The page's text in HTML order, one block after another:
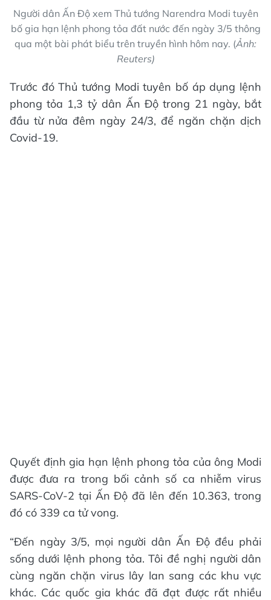
Người dân Ấn Độ xem Thủ tướng Narendra Modi tuyên
bố gia hạn lệnh phong tỏa đất nước đến ngày 3/5 thông
qua một bài phát biểu trên truyền hình hôm nay. (Ảnh:
Reuters)
Trước đó Thủ tướng Modi tuyên bố áp dụng lệnh
phong tỏa 1,3 tỷ dân Ấn Độ trong 21 ngày, bắt
đầu từ nửa đêm ngày 24/3, để ngăn chặn dịch
Covid-19.
Quyết định gia hạn lệnh phong tỏa của ông Modi
được đưa ra trong bối cảnh số ca nhiễm virus
SARS-CoV-2 tại Ấn Độ đã lên đến 10.363, trong
đó có 339 ca tử vong.
“Đến ngày 3/5, mọi người dân Ấn Độ đều phải
sống dưới lệnh phong tỏa. Tôi đề nghị người dân
cùng ngăn chặn virus lây lan sang các khu vực
khác. Các quốc gia khác đã đạt được rất nhiều